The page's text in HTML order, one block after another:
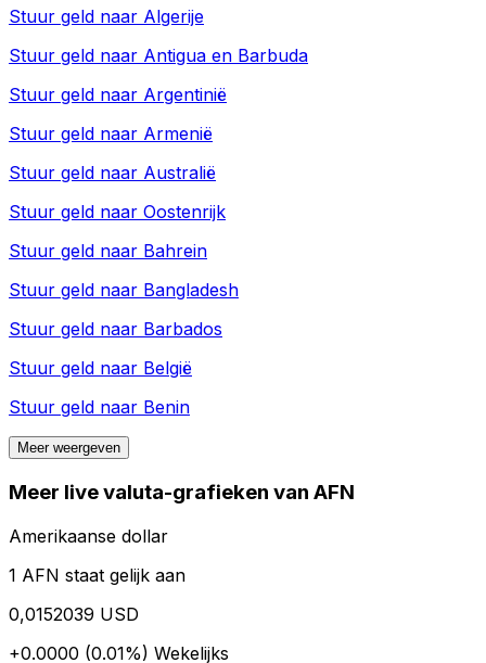
Stuur geld naar Algerije
Stuur geld naar Antigua en Barbuda
Stuur geld naar Argentinië
Stuur geld naar Armenië
Stuur geld naar Australië
Stuur geld naar Oostenrijk
Stuur geld naar Bahrein
Stuur geld naar Bangladesh
Stuur geld naar Barbados
Stuur geld naar België
Stuur geld naar Benin
Meer weergeven
Meer live valuta-grafieken van AFN
Amerikaanse dollar
1 AFN staat gelijk aan
0,0152039 USD
+0.0000 (0.01%) Wekelijks